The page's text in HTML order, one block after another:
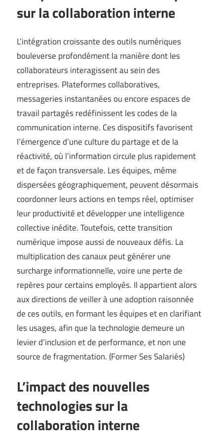
sur la collaboration interne
L’intégration croissante des outils numériques
bouleverse profondément la manière dont les
collaborateurs interagissent au sein des
entreprises. Plateformes collaboratives,
messageries instantanées ou encore espaces de
travail partagés redéfinissent les codes de la
communication interne. Ces dispositifs favorisent
l’émergence d’une culture du partage et de la
réactivité, où l’information circule plus rapidement
et de façon transversale. Les équipes, même
dispersées géographiquement, peuvent désormais
coordonner leurs actions en temps réel, optimiser
leur productivité et développer une intelligence
collective inédite. Toutefois, cette transition
numérique impose aussi de nouveaux défis. La
multiplication des canaux peut générer une
surcharge informationnelle, voire une perte de
repères pour certains employés. Il appartient alors
aux directions de veiller à une adoption raisonnée
de ces outils, en formant les équipes et en clarifiant
les usages, afin que la technologie demeure un
levier d’inclusion et de performance, et non une
source de fragmentation. (Former Ses Salariés)
L’impact des nouvelles
technologies sur la
collaboration interne